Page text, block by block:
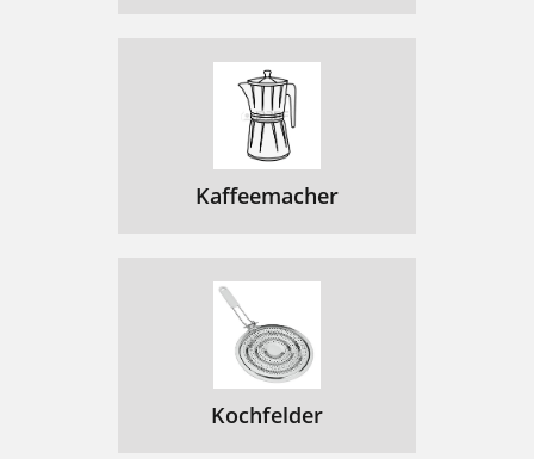
Kaffeemacher
Kochfelder